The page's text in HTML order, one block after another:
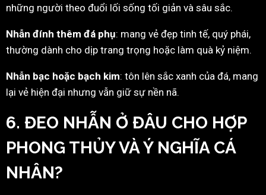
những người theo đuổi lối sống tối giản và sâu sắc.
Nhẫn đính thêm đá phụ: mang vẻ đẹp tinh tế, quý phái,
thường dành cho dịp trang trọng hoặc làm quà kỷ niệm.
Nhẫn bạc hoặc bạch kim: tôn lên sắc xanh của đá, mang
lại vẻ hiện đại nhưng vẫn giữ sự nền nã.
6. ĐEO NHẪN Ở ĐÂU CHO HỢP
PHONG THỦY VÀ Ý NGHĨA CÁ
NHÂN?